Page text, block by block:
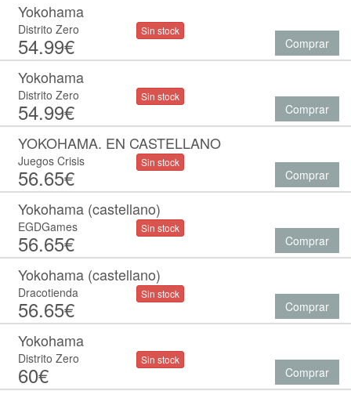
Yokohama
Distrito Zero
54.99€
Sin stock
Comprar
Yokohama
Distrito Zero
54.99€
Sin stock
Comprar
YOKOHAMA. EN CASTELLANO
Juegos Crisis
56.65€
Sin stock
Comprar
Yokohama (castellano)
EGDGames
56.65€
Sin stock
Comprar
Yokohama (castellano)
Dracotienda
56.65€
Sin stock
Comprar
Yokohama
Distrito Zero
60€
Sin stock
Comprar